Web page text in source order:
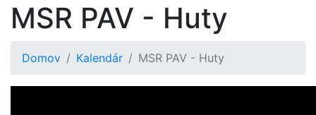
MSR PAV - Huty
Domov Kalendár MSR PAV - Huty